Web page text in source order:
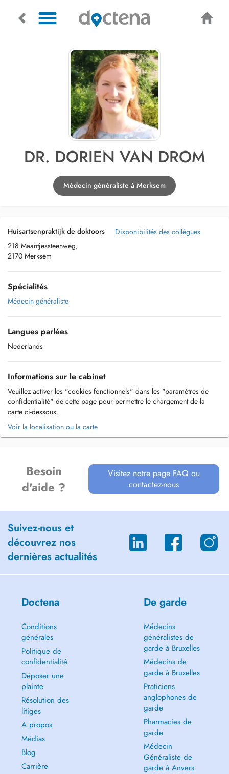
DR. DORIEN VAN DROM
Médecin généraliste à Merksem
Huisartsenpraktijk de doktoors
218 Maantjessteenweg,
2170 Merksem
Disponibilités des collègues
Spécialités
Médecin généraliste
Langues parlées
Nederlands
Informations sur le cabinet
Veuillez activer les "cookies fonctionnels" dans les "paramètres de
confidentialité" de cette page pour permettre le chargement de la
carte ci-dessous.
Voir la localisation ou la carte
Besoin
d'aide ?
Visitez notre page FAQ ou
contactez-nous
Suivez-nous et
découvrez nos
dernières actualités
Doctena
Conditions
générales
Politique de
confidentialité
Déposer une
plainte
Résolution des
litiges
A propos
Médias
Blog
Carrière
De garde
Médecins
généralistes de
garde à Bruxelles
Médecins de
garde à Bruxelles
Praticiens
anglophones de
garde
Pharmacies de
garde
Médecin
Généraliste de
garde à Anvers